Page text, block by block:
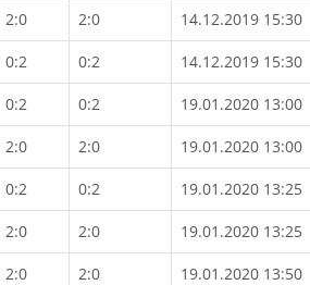
2:0 2:0 14.12.2019 15:30
0:2 0:2 14.12.2019 15:30
0:2 0:2 19.01.2020 13:00
2:0 2:0 19.01.2020 13:00
0:2 0:2 19.01.2020 13:25
2:0 2:0 19.01.2020 13:25
2:0 2:0 19.01.2020 13:50